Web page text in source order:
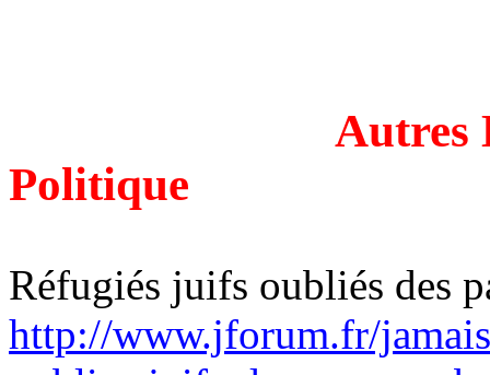
Autres
Politique
Réfugiés juifs oubliés des
http://www.jforum.fr/